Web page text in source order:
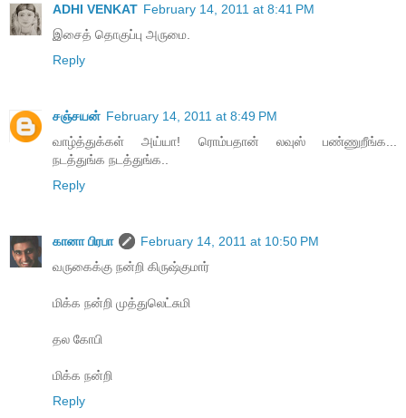
ADHI VENKAT February 14, 2011 at 8:41 PM
இசைத் தொகுப்பு அருமை.
Reply
சஞ்சயன் February 14, 2011 at 8:49 PM
வாழ்த்துக்கள் அய்யா! ரொம்பதான் லவுஸ் பண்ணுறீங்க...
நடத்துங்க நடத்துங்க..
Reply
கானா பிரபா
February 14, 2011 at 10:50 PM
வருகைக்கு நன்றி கிருஷ்குமார்
மிக்க நன்றி முத்துலெட்சுமி
தல கோபி
மிக்க நன்றி
Reply